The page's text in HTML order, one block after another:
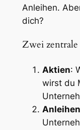
Anleihen.
dich?
Zwei
Aktien:
wirst du
Anleihen